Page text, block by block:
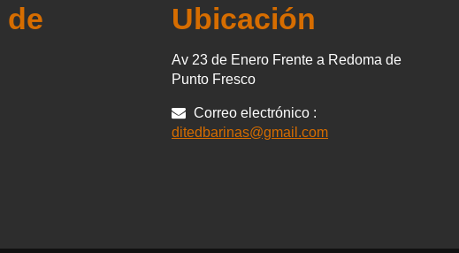
de
Ubicación
Av 23 de Enero Frente a Redoma de
Punto Fresco
Correo electrónico :
ditedbarinas@gmail.com